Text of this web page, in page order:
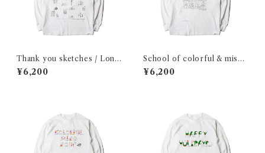
Thank you sketches / Long
sleeve shirt
¥6,200
School of colorful & misos
oup / Long sleeve shirt
¥6,200